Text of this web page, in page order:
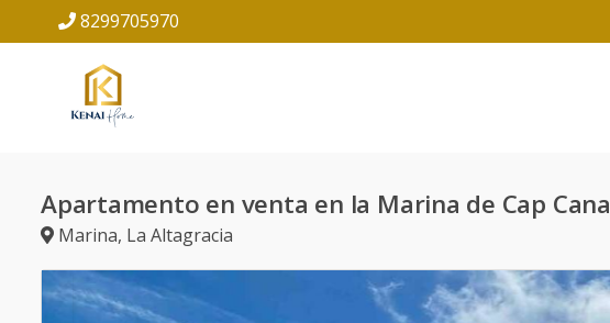
8299705970
Apartamento en venta en la Marina de Cap Cana
Marina, La Altagracia